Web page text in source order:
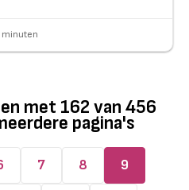
minuten
met 162 van 456
pagina's
7 8 9